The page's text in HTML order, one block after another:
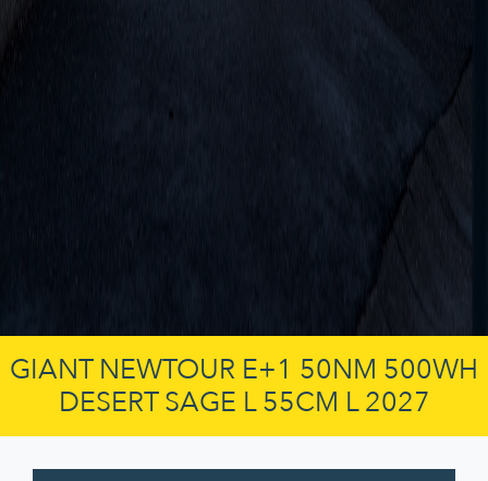
GIANT NEWTOUR E+1 50NM 500WH
DESERT SAGE L 55CM L 2027